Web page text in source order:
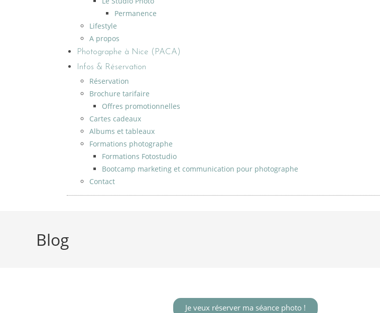
Permanence
Lifestyle
A propos
Photographe à Nice (PACA)
Infos & Réservation
Réservation
Brochure tarifaire
Offres promotionnelles
Cartes cadeaux
Albums et tableaux
Formations photographe
Formations Fotostudio
Bootcamp marketing et communication pour photographe
Contact
Blog
Je veux réserver ma séance photo !